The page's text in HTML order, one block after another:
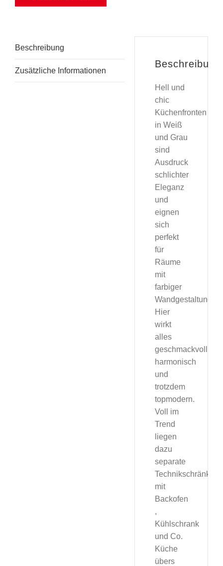
Beschreibung
Zusätzliche Informationen
Beschreibung
Hell und
chic
Küchenfronten
in Weiß
und Grau
sind
Ausdruck
schlichter
Eleganz
und
eignen
sich
perfekt
für
Räume
mit
farbiger
Wandgestaltung.
Hier
wirkt
alles
geschmackvoll,
harmonisch
und
trotzdem
topmodern.
Voll im
Trend
liegen
dazu
separate
Technikschränke
mit
Backofen
,
Kühlschrank
und Co.
Küche
übers